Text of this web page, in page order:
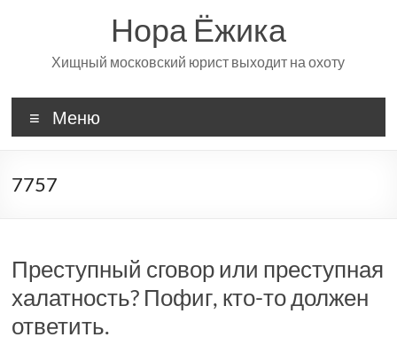
Нора Ёжика
Хищный московский юрист выходит на охоту
Меню
7757
Преступный сговор или преступная
халатность? Пофиг, кто-то должен
ответить.